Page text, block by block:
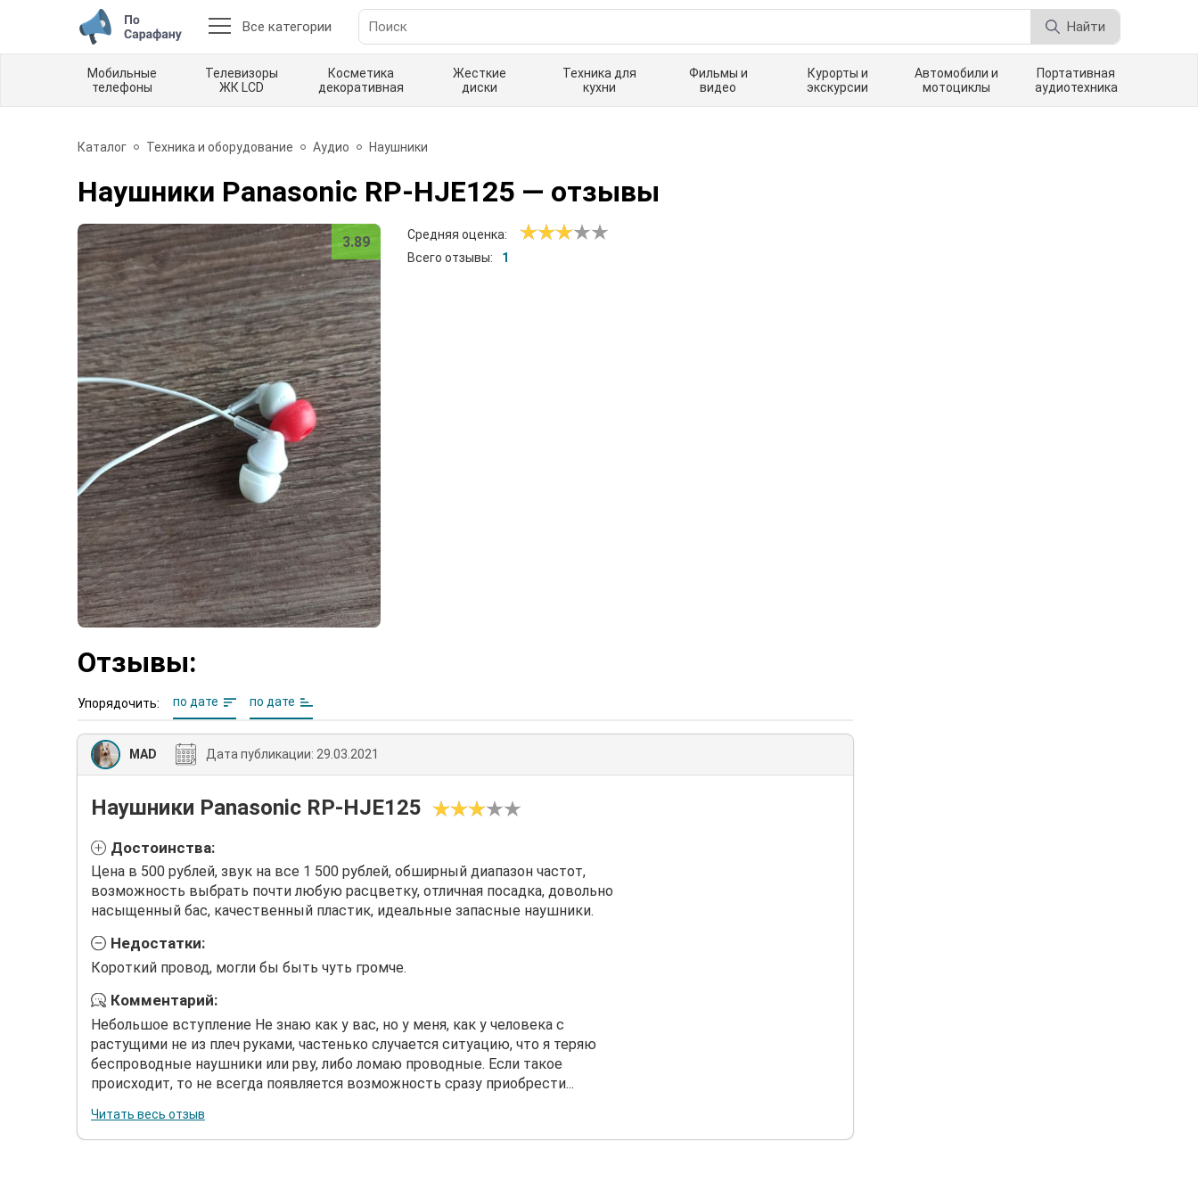
Все категории Найти
Мобильные
телефоны
Телевизоры
ЖК LCD
Косметика
декоративная
Жесткие
диски
Техника для
кухни
Фильмы и
видео
Курорты и
экскурсии
Автомобили и
мотоциклы
Портативная
аудиотехника
Каталог Техника и оборудование Аудио Наушники
Наушники Panasonic RP-HJE125 — отзывы
3.89
Средняя оценка:
Всего отзывы:
1
Отзывы:
Упорядочить: по дате по дате
MAD Дата публикации: 29.03.2021
Наушники Panasonic RP-HJE125
Достоинства:
Цена в 500 рублей, звук на все 1 500 рублей, обширный диапазон частот,
возможность выбрать почти любую расцветку, отличная посадка, довольно
насыщенный бас, качественный пластик, идеальные запасные наушники.
Недостатки:
Короткий провод, могли бы быть чуть громче.
Комментарий:
Небольшое вступление Не знаю как у вас, но у меня, как у человека с
растущими не из плеч руками, частенько случается ситуацию, что я теряю
беспроводные наушники или рву, либо ломаю проводные. Если такое
происходит, то не всегда появляется возможность сразу приобрести...
Читать весь отзыв